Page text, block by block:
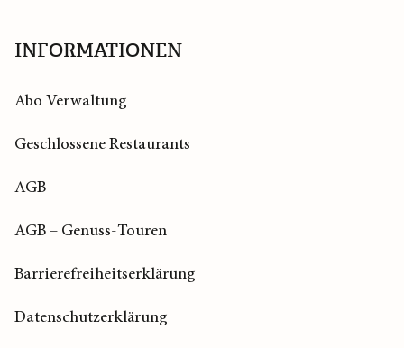
INFORMATIONEN
Abo Verwaltung
Geschlossene Restaurants
AGB
AGB – Genuss-Touren
Barrierefreiheitserklärung
Datenschutzerklärung